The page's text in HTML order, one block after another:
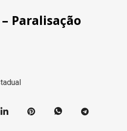
Paralisação